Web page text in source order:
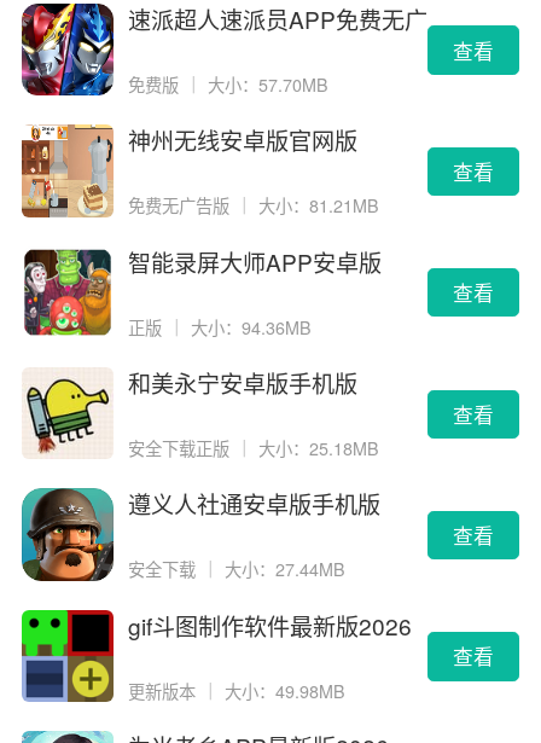
速派超人速派员APP免费无广
免费版 大小：57.70MB
查看
神州无线安卓版官网版
免费无广告版 大小：81.21MB
查看
智能录屏大师APP安卓版
正版 ｜ 大小：94.36MB
查看
和美永宁安卓版手机版
安全下载正版 大小：25.18MB
查看
遵义人社通安卓版手机版
安全下载 大小：27.44MB
查看
gif斗图制作软件最新版2026
更新版本 ｜ 大小：49.98MB
查看